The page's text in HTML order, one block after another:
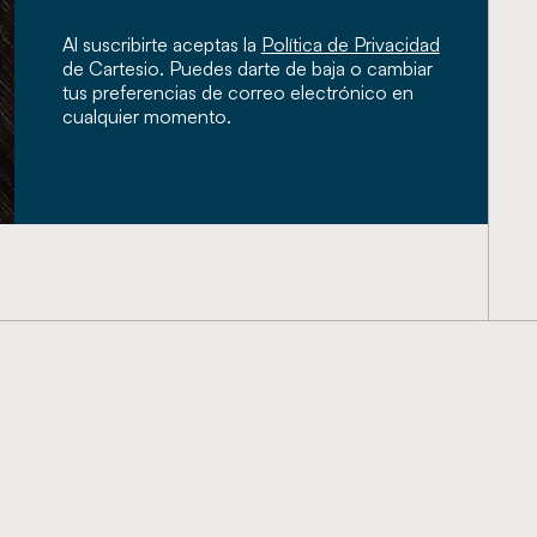
Al suscribirte aceptas la Política de Privacidad
de Cartesio. Puedes darte de baja o cambiar
tus preferencias de correo electrónico en
cualquier momento.